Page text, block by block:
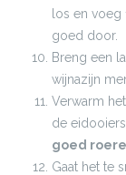
los en
goed door.
Breng een
wijnazijn
Verwarm
de
goed
Gaat het te